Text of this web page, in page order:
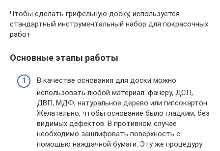
Чтобы сделать грифельную доску, используется
стандартный инструментальный набор для покрасочных
работ
Основные этапы работы
В качестве основания для доски можно
использовать любой материал: фанеру, ДСП,
ДВП, МДФ, натуральное дерево или гипсокартон.
Желательно, чтобы основание было гладким, без
видимых дефектов. В противном случае
необходимо зашлифовать поверхность с
помощью наждачной бумаги. Эту же процедуру